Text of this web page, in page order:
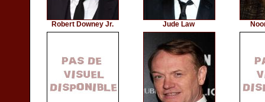
Robert Downey Jr. Jude Law